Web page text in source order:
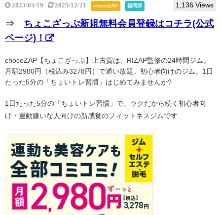
2023/03/19 2025/12/21 chocoZAP 福岡県 1,136 Views
⇒ ちょこざっぷ新規無料会員登録はコチラ(公式
ページ)！
chocoZAP【ちょこざっぷ】上古賀は、RIZAP監修の24時間ジム。
月額2980円（税込み3278円）で通い放題。初心者向けのジム。1日
たった5分の「ちょいトレ習慣」はじめてみませんか?
1日たった5分の「ちょいトレ習慣」で、ラクだから続く初心者向
け・運動嫌いな人向けの新感覚のフィットネスジムです